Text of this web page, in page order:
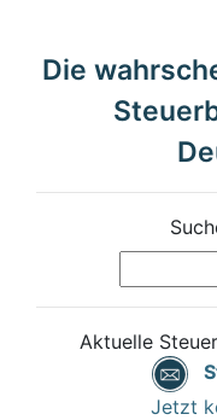
Die
Aktuelle
Jetzt